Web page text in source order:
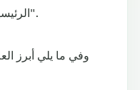
الرئيسيين اللذين تستعملهما بشكل يومي".
وفي ما يلي أبرز